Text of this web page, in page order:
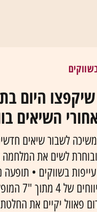
שיקפצו היום
השיאים
לשבור שיאים
ובוחרת לשים את
בשווקים • תופעה
רביעי, עם
פאוול יקיים את